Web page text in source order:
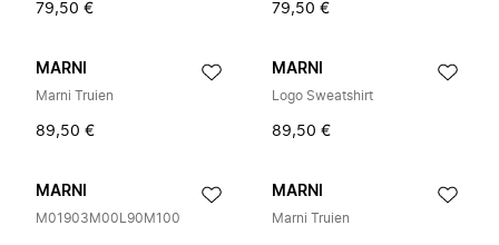
79,50 € 79,50 €
MARNI
Marni Truien
89,50 €
MARNI
Logo Sweatshirt
89,50 €
MARNI
M01903M00L90M100
MARNI
Marni Truien